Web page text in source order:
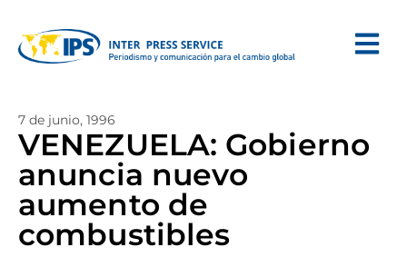
7 de junio, 1996
VENEZUELA: Gobierno
anuncia nuevo
aumento de
combustibles